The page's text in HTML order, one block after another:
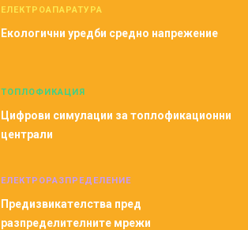
ЕЛЕКТРОАПАРАТУРА
Екологични уредби средно напрежение
ТОПЛОФИКАЦИЯ
Цифрови симулации за топлофикационни
централи
ЕЛЕКТРОРАЗПРЕДЕЛЕНИЕ
Предизвикателства пред
разпределителните мрежи